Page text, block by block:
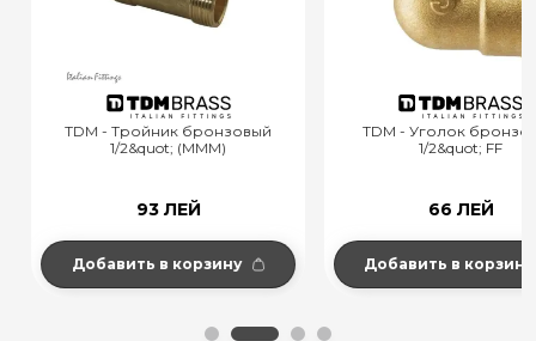
TDM - Тройник бронзовый
1/2&quot; (MMM)
93 ЛЕЙ
Добавить в корзину
TDM - Уголок
1/2&quot; FF
66 ЛЕЙ
Добавить в корзину